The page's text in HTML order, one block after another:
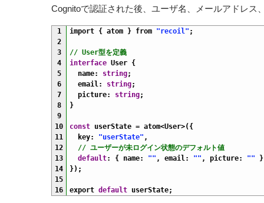
Cognitoで認証された後、ユーザ名、メールアドレ
1
2
3
4
5
6
7
8
9
10
11
12
13
14
15
16
import { atom } from "recoil" ;
// User型を定義
interface User {
name: string;
email : string;
picture: string;
}
const userState = atom<User>({
key: "userState" ,
// ユーザーが未ログイン状態のデフォルト値
default: { name: "" , email : "" , picture: "" }
}) ;
export default userState;